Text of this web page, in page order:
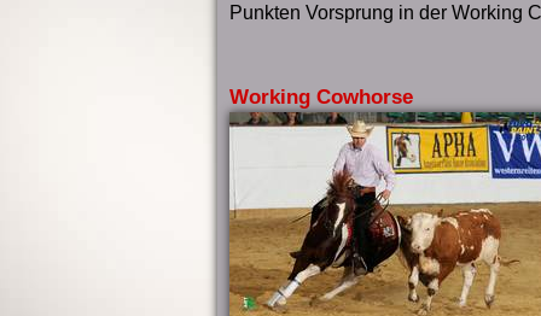
Punkten Vorsprung in der Working
Working Cowhorse